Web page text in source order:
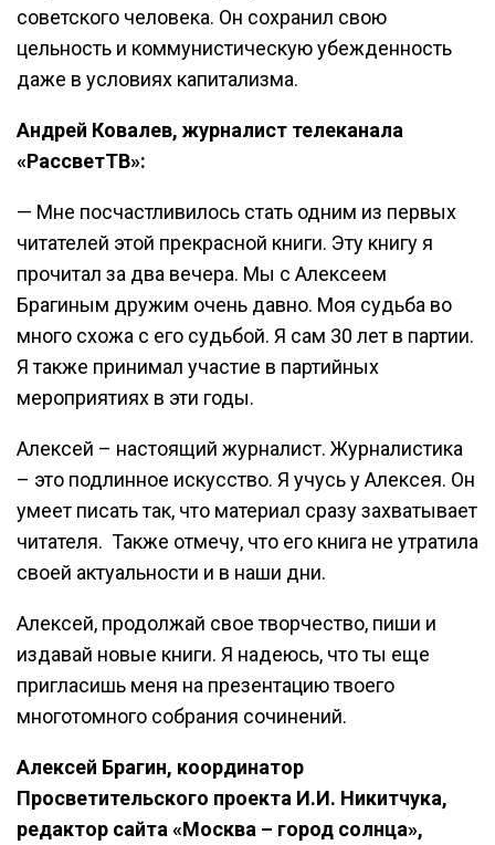
советского человека. Он сохранил свою
цельность и коммунистическую убежденность
даже в условиях капитализма.
Андрей Ковалев, журналист телеканала
«РассветТВ»:
— Мне посчастливилось стать одним из первых
читателей этой прекрасной книги. Эту книгу я
прочитал за два вечера. Мы с Алексеем
Брагиным дружим очень давно. Моя судьба во
много схожа с его судьбой. Я сам 30 лет в партии.
Я также принимал участие в партийных
мероприятиях в эти годы.
Алексей – настоящий журналист. Журналистика
– это подлинное искусство. Я учусь у Алексея. Он
умеет писать так, что материал сразу захватывает
читателя. Также отмечу, что его книга не утратила
своей актуальности и в наши дни.
Алексей, продолжай свое творчество, пиши и
издавай новые книги. Я надеюсь, что ты еще
пригласишь меня на презентацию твоего
многотомного собрания сочинений.
Алексей Брагин, координатор
Просветительского проекта И.И. Никитчука,
редактор сайта «Москва – город солнца»,